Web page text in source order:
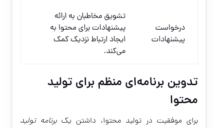
درخواست
پیشنهادات
تشویق مخاطبان به ارائه
پیشنهادات برای محتوا به
ایجاد ارتباط نزدیک کمک
می‌کند.
تدوین برنامه‌ای منظم برای تولید
محتوا
برای موفقیت در تولید محتوا، داشتن یک برنامه تولید